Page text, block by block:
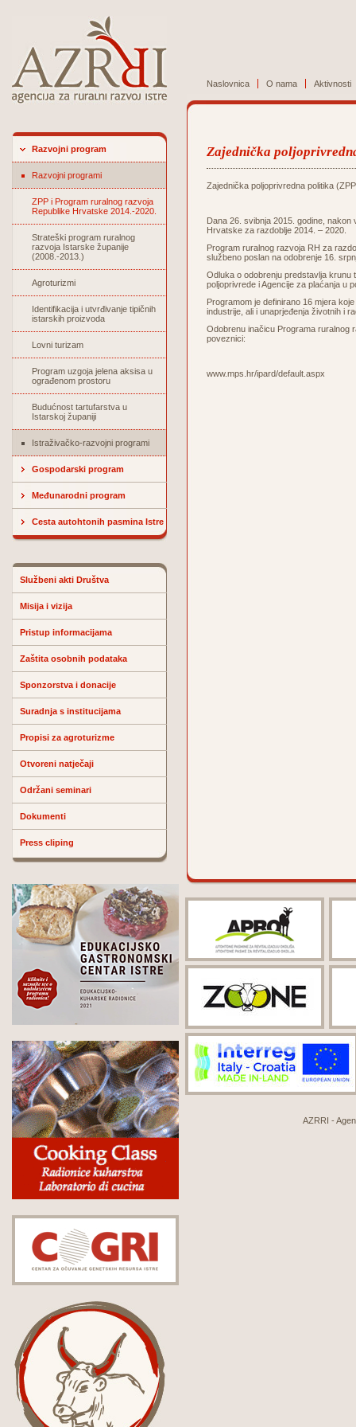
Naslovnica O nama Aktivnosti
Razvojni program
Razvojni programi
ZPP i Program ruralnog razvoja
Republike Hrvatske 2014.-2020.
Strateški program ruralnog
razvoja Istarske županije
(2008.-2013.)
Agroturizmi
Identifikacija i utvrđivanje tipičnih
istarskih proizvoda
Lovni turizam
Program uzgoja jelena aksisa u
ograđenom prostoru
Budućnost tartufarstva u
Istarskoj županiji
Istraživačko-razvojni programi
Gospodarski program
Međunarodni program
Cesta autohtonih pasmina Istre
Službeni akti Društva
Misija i vizija
Pristup informacijama
Zaštita osobnih podataka
Sponzorstva i donacije
Suradnja s institucijama
Propisi za agroturizme
Otvoreni natječaji
Održani seminari
Dokumenti
Press cliping
Zajednička
Zajednička poljoprivredna politika
Dana 26. svibnja 2015. godine,
Hrvatske za razdoblje 2014. – 2020.
Program ruralnog razvoja RH za
službeno poslan na odobrenje 16.
Odluka o odobrenju predstavlja krunu
poljoprivrede i Agencije za plaćanja u
Programom je definirano 16 mjera
industrije, ali i unaprjeđenja životnih i
Odobrenu inačicu Programa ruralnog
poveznici:
www.mps.hr/ipard/default.aspx
AZRRI -